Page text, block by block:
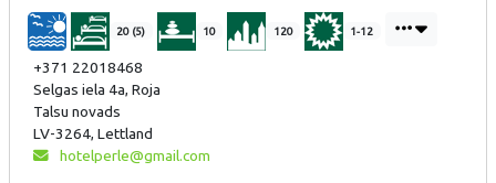
20 (5) 10 120 1-12
+371 22018468
Selgas iela 4a, Roja
Talsu novads
LV-3264, Lettland
hotelperle@gmail.com